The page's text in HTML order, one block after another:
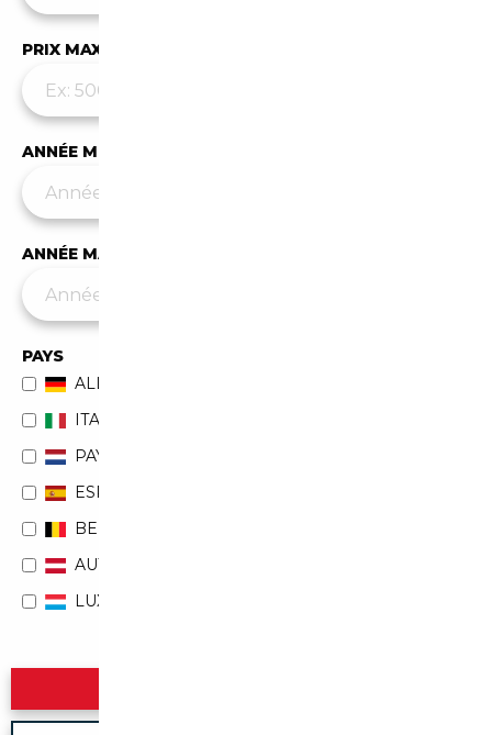
PRIX MAX (€)
ANNÉE MIN
ANNÉE MAX
PAYS
ALLEMAGNE
ITALIE
PAYS-BAS
ESPAGNE
BELGIQUE
AUTRICHE
LUXEMBOURG